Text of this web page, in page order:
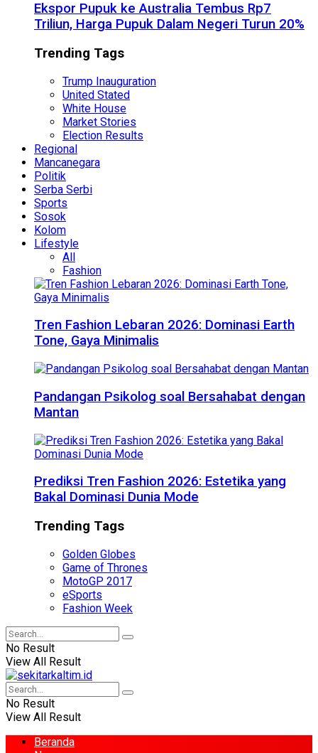
Ekspor Pupuk ke Australia Tembus Rp7
Triliun, Harga Pupuk Dalam Negeri Turun 20%
Trending Tags
Trump Inauguration
United Stated
White House
Market Stories
Election Results
Regional
Mancanegara
Politik
Serba Serbi
Sports
Sosok
Kolom
Lifestyle
All
Fashion
Tren Fashion Lebaran 2026: Dominasi Earth
Tone, Gaya Minimalis
Pandangan Psikolog soal Bersahabat dengan
Mantan
Prediksi Tren Fashion 2026: Estetika yang
Bakal Dominasi Dunia Mode
Trending Tags
Golden Globes
Game of Thrones
MotoGP 2017
eSports
Fashion Week
No Result
View All Result
No Result
View All Result
Beranda